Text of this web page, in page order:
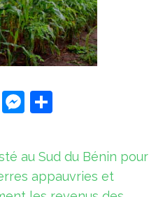
WhatsApp
Messenger
au Sud du Bénin pour
appauvries et